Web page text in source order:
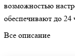
возможностью
обеспечивают до
протяжении всего
Все описание